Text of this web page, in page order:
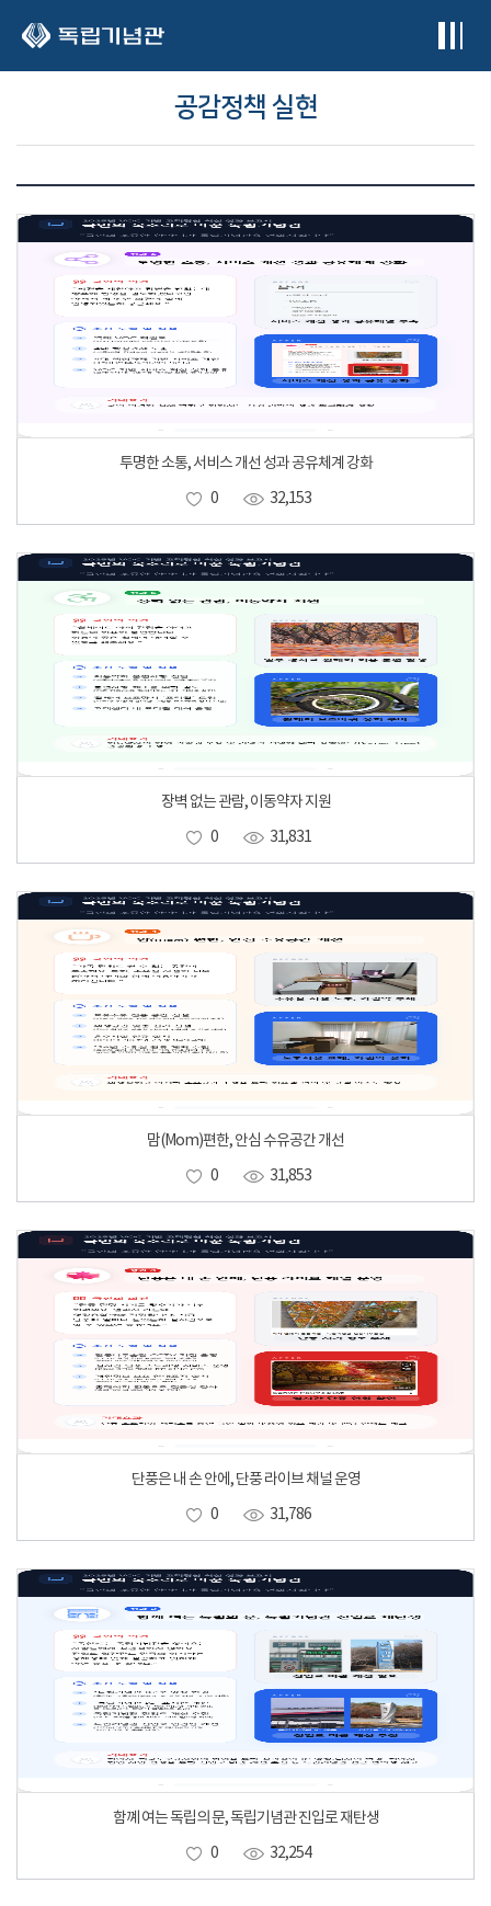
공감정책 실현
투명한 소통, 서비스 개선 성과 공유체계 강화
0
32,153
장벽 없는 관람, 이동약자 지원
0
31,831
맘(Mom)편한, 안심 수유공간 개선
0
31,853
단풍은 내 손 안에, 단풍 라이브 채널 운영
0
31,786
함꼐 여는 독립의 문, 독립기념관 진입로 재탄생
0
32,254